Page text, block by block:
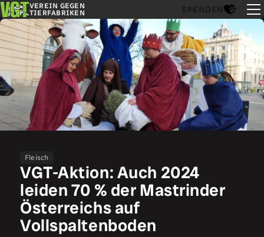
VEREIN GEGEN
TIERFABRIKEN
SPENDEN
Fleisch
VGT-Aktion: Auch 2024
leiden 70 % der Mastrinder
Österreichs auf
Vollspaltenboden